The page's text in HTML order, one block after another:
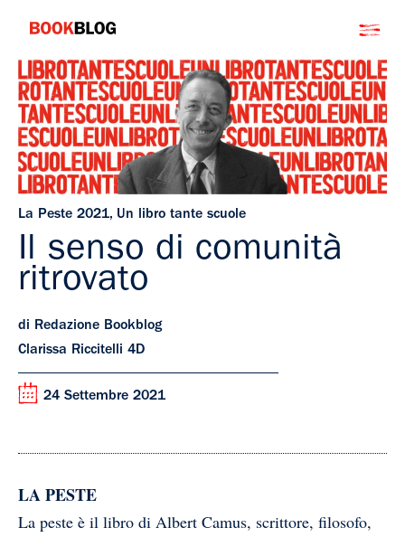
contenuto
Bookblog
La Peste 2021, Un libro tante scuole
Il senso di comunità
ritrovato
di Redazione Bookblog
Clarissa Riccitelli 4D
24 Settembre 2021
LA PESTE
La peste è il libro di Albert Camus, scrittore, filosofo,